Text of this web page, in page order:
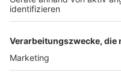
Mehr
Taylor Swift - Anti-
Anzeige